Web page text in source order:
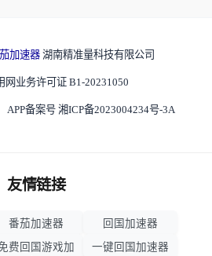
加速器 湖南精准量科技有限公司
网业务许可证 B1-20231050
APP备案号 湘ICP备2023004234号-3A
友情链接
番茄加速器
回国加速器
费回国游戏加
一键回国加速器